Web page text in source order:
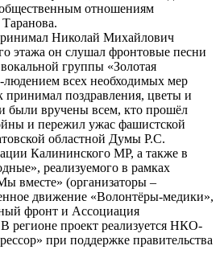
отношениям
Николай Михайлович
этажа он слушал фронтовые песни
группы «Золотая
людением всех необходимых мер
принимал поздравления, цветы и
были вручены всем, кто прошёл
и пережил ужас фашистской
областной Думы Р.С.
Калининского МР, а также в
реализуемого в рамках
вместе» (организаторы –
движение «Волонтёры-медики»,
фронт и Ассоциация
регионе проект реализуется НКО-
при поддержке правительства